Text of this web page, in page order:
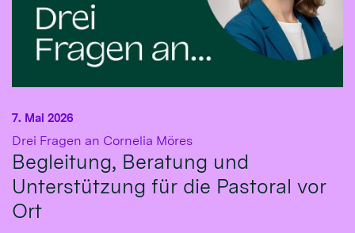
Drei Fragen an Cornelia Möres:
Begleitung, Beratung und
Unterstützung für die Pastoral vor
Ort
7. Mai 2026